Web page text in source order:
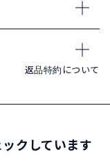
返品特約について
クしています